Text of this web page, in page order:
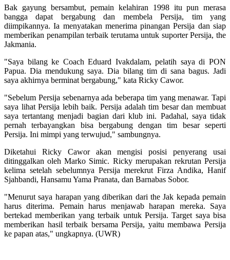
Bak gayung bersambut, pemain kelahiran 1998 itu pun merasa
bangga dapat bergabung dan membela Persija, tim yang
diimpikannya. Ia menyatakan menerima pinangan Persija dan siap
memberikan penampilan terbaik terutama untuk suporter Persija, the
Jakmania.
"Saya bilang ke Coach Eduard Ivakdalam, pelatih saya di PON
Papua. Dia mendukung saya. Dia bilang tim di sana bagus. Jadi
saya akhirnya berminat bergabung," kata Ricky Cawor.
"Sebelum Persija sebenarnya ada beberapa tim yang menawar. Tapi
saya lihat Persija lebih baik. Persija adalah tim besar dan membuat
saya tertantang menjadi bagian dari klub ini. Padahal, saya tidak
pernah terbayangkan bisa bergabung dengan tim besar seperti
Persija. Ini mimpi yang terwujud," sambungnya.
Diketahui Ricky Cawor akan mengisi posisi penyerang usai
ditinggalkan oleh Marko Simic. Ricky merupakan rekrutan Persija
kelima setelah sebelumnya Persija merekrut Firza Andika, Hanif
Sjahbandi, Hansamu Yama Pranata, dan Barnabas Sobor.
"Menurut saya harapan yang diberikan dari the Jak kepada pemain
harus diterima. Pemain harus menjawab harapan mereka. Saya
bertekad memberikan yang terbaik untuk Persija. Target saya bisa
memberikan hasil terbaik bersama Persija, yaitu membawa Persija
ke papan atas," ungkapnya. (UWR)